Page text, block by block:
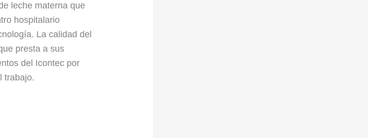
leche materna que
hospitalario
La calidad del
presta a sus
del Icontec por
trabajo.